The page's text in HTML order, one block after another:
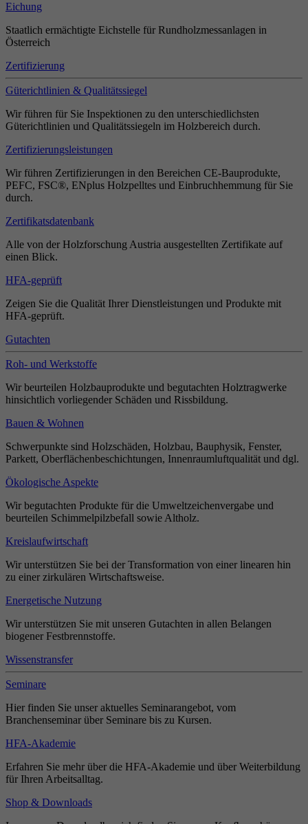
Eichung
Staatlich ermächtigte Eichstelle für Rundholzmessanlagen in
Österreich
Zertifizierung
Güterichtlinien & Qualitätssiegel
Wir führen für Sie Inspektionen zu den unterschiedlichsten
Güterichtlinien und Qualitätssiegeln im Holzbereich durch.
Zertifizierungsleistungen
Wir führen Zertifizierungen in den Bereichen CE-Bauprodukte,
PEFC, FSC®, ENplus Holzpelltes und Einbruchhemmung für Sie
durch.
Zertifikatsdatenbank
Alle von der Holzforschung Austria ausgestellten Zertifikate auf
einen Blick.
HFA-geprüft
Zeigen Sie die Qualität Ihrer Dienstleistungen und Produkte mit
HFA-geprüft.
Gutachten
Roh- und Werkstoffe
Wir beurteilen Holzbauprodukte und begutachten Holztragwerke
hinsichtlich vorliegender Schäden und Rissbildung.
Bauen & Wohnen
Schwerpunkte sind Holzschäden, Holzbau, Bauphysik, Fenster,
Parkett, Oberflächenbeschichtungen, Innenraumluftqualität und dgl.
Ökologische Aspekte
Wir begutachten Produkte für die Umweltzeichenvergabe und
beurteilen Schimmelpilzbefall sowie Altholz.
Kreislaufwirtschaft
Wir unterstützen Sie bei der Transformation von einer linearen hin
zu einer zirkulären Wirtschaftsweise.
Energetische Nutzung
Wir unterstützen Sie mit unseren Gutachten in allen Belangen
biogener Festbrennstoffe.
Wissenstransfer
Seminare
Hier finden Sie unser aktuelles Seminarangebot, vom
Branchenseminar über Seminare bis zu Kursen.
HFA-Akademie
Erfahren Sie mehr über die HFA-Akademie und über Weiterbildung
für Ihren Arbeitsalltag.
Shop & Downloads